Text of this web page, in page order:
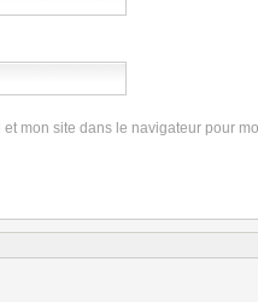
mon site dans le navigateur pour